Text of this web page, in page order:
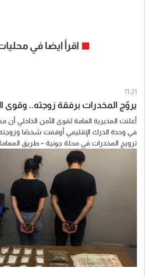
اقرأ ايضا في
11:21
يروّج المخدرات برفقة زوجته.. وقوى
أعلنت المديرية العامة لقوى الأمن الداخلي
في وحدة الدرك الإقليمي أوقفت شخصًا
ترويج المخدرات في محلة جونية – طريق